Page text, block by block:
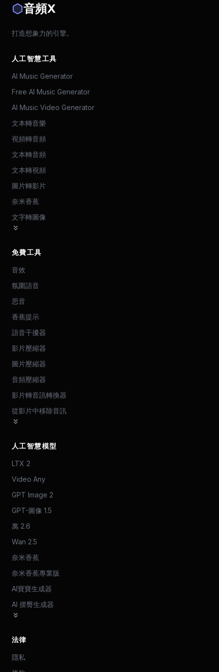
音頻X
打造想象力的引擎。
人工智慧工具
AI Music Generator
Free AI Music Generator
AI Music Video Generator
文本轉音樂
視頻轉音頻
文本轉音頻
文本轉視頻
圖片轉影片
奈米香蕉
文字轉圖像
免費工具
音效
氛圍語音
思音
香蕉提示
語音干擾器
影片壓縮器
圖片壓縮器
音頻壓縮器
影片轉音訊轉換器
從影片中移除音訊
人工智慧模型
LTX 2
Video Any
GPT Image 2
GPT-圖像 1.5
萬 2.6
Wan 2.5
奈米香蕉
奈米香蕉專業版
AI寶寶生成器
AI 摆臀生成器
法律
隱私